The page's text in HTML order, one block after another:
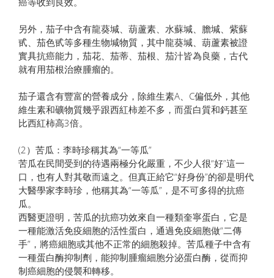
另外，茄子中含有龍葵堿、葫蘆素、水蘇堿、膽堿、紫蘇
甙、茄色甙等多種生物堿物質，其中龍葵堿、葫蘆素被證
實具抗癌能力，茄花、茄蒂、茄根、茄汁皆為良藥，古代
就有用茄根治療腫瘤的。
茄子還含有豐富的營養成分，除維生素A、C偏低外，其他
維生素和礦物質幾乎跟西紅柿差不多，而蛋白質和鈣甚至
比西紅柿高3倍。
(2）苦瓜：李時珍稱其為“一等瓜”
苦瓜在民間受到的待遇兩極分化嚴重，不少人很“好”這一
口，也有人對其敬而遠之。但真正給它“好身份”的卻是明代
大醫學家李時珍，他稱其為“一等瓜”，是不可多得的抗癌
瓜。
西醫更證明，苦瓜的抗癌功效來自一種類奎寧蛋白，它是
一種能激活免疫細胞的活性蛋白，通過免疫細胞做“二傳
手”，將癌細胞或其他不正常的細胞殺掉。苦瓜種子中含有
一種蛋白酶抑制劑，能抑制腫瘤細胞分泌蛋白酶，從而抑
制癌細胞的侵襲和轉移。